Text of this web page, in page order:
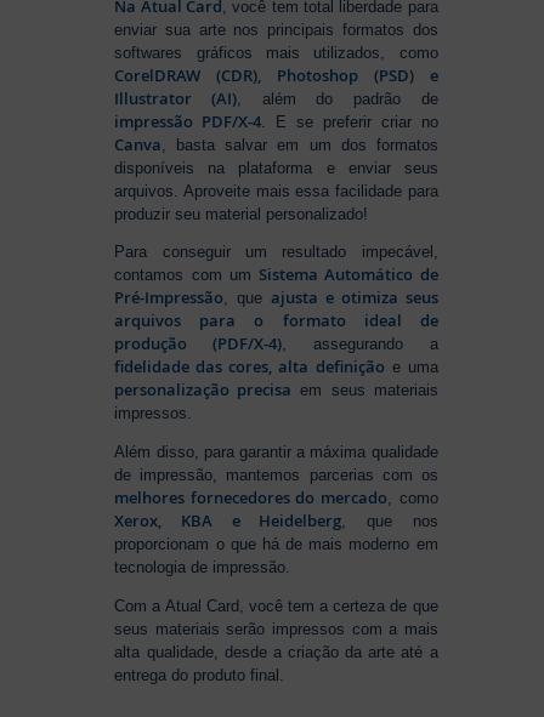
Na Atual Card
, você tem total liberdade para
enviar sua arte nos principais formatos dos
softwares gráficos mais utilizados, como
CorelDRAW (CDR), Photoshop (PSD) e
Illustrator (AI) , além do padrão de
impressão PDF/X-4 . E se preferir criar no
Canva , basta salvar em um dos formatos
disponíveis na plataforma e enviar seus
arquivos. Aproveite mais essa facilidade para
produzir seu material personalizado!
Para conseguir um resultado impecável,
contamos com um Sistema Automático de
Pré-Impressão, queajusta e otimiza seus
arquivos para o formato ideal de
produção (PDF/X-4), assegurando a
fidelidade das cores, alta definição e uma
personalização precisa em seus materiais
impressos.
Além disso, para garantir a máxima qualidade
de impressão, mantemos parcerias com os
melhores fornecedores do mercado, como
Xerox, KBA e Heidelberg, que nos
proporcionam o que há de mais moderno em
tecnologia de impressão.
Com a Atual Card, você tem a certeza de que
seus materiais serão impressos com a mais
alta qualidade, desde a criação da arte até a
entrega do produto final.